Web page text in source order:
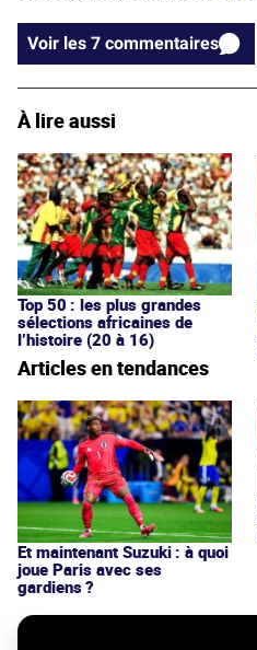
Voir les 7 commentaires
À lire aussi
Top 50 : les plus grandes
sélections africaines de
l’histoire (20 à 16)
Articles en tendances
Et maintenant Suzuki : à quoi
joue Paris avec ses
gardiens ?